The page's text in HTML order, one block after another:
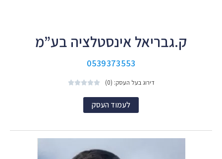
ק.גבריאל אינסטלציה בע”מ
0539373553
דירוג בעל העסק: (0) 




לעמוד העסק